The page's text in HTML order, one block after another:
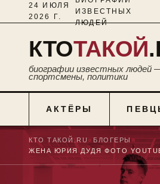
24 ИЮЛЯ
2026 Г.
ИЗВЕСТНЫХ
ЛЮДЕЙ
КТОТАКОЙ
биографии известных людей
спортсмены, политики
АКТЁРЫ
КТО ТАКОЙ.RU■БЛОГЕРЫ■
ЖЕНА ЮРИЯ ДУДЯ ФОТО